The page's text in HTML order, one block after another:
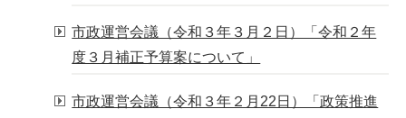
市政運営会議（令和３年３月２日）「令和２年
度３月補正予算案について」
市政運営会議（令和３年２月22日）「政策推進